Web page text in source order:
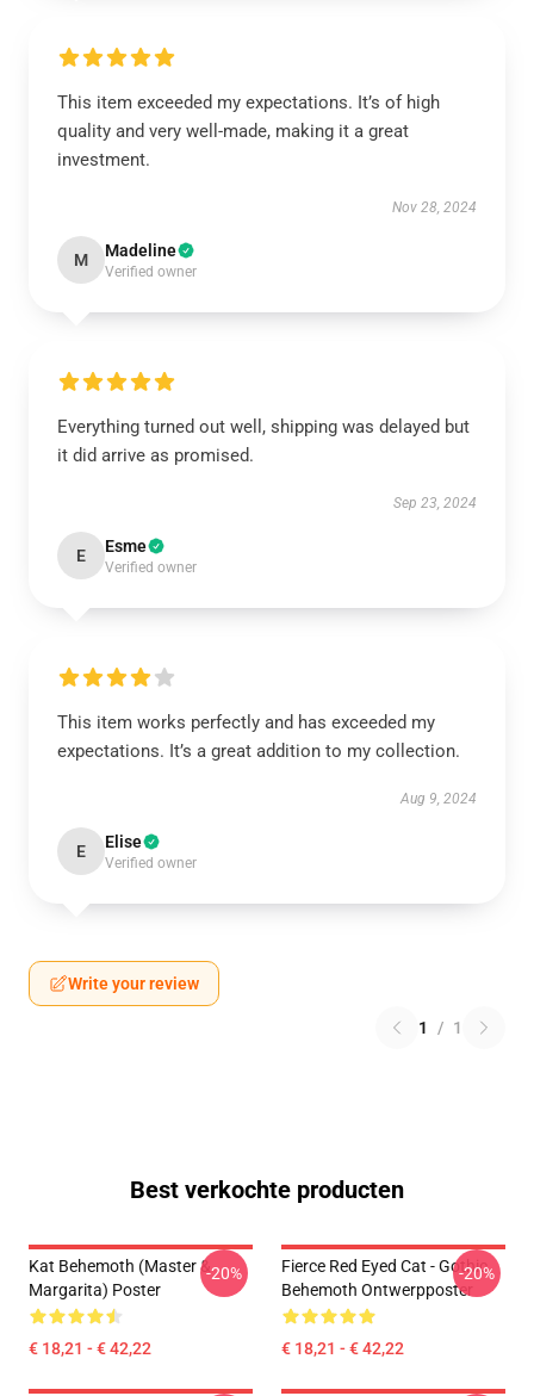
This item exceeded my expectations. It’s of high
quality and very well-made, making it a great
investment.
Nov 28, 2024
M Madeline
Verified owner
Everything turned out well, shipping was delayed but
it did arrive as promised.
Sep 23, 2024
E Esme
Verified owner
This item works perfectly and has exceeded my
expectations. It’s a great addition to my collection.
Aug 9, 2024
E Elise
Verified owner
Write your review
1 / 1
Best verkochte producten
Kat Behemoth (Master &
Margarita) Poster
€ 18,21 - € 42,22
-20%
Fierce Red Eyed Cat - Gothic
Behemoth Ontwerpposter
€ 18,21 - € 42,22
-20%